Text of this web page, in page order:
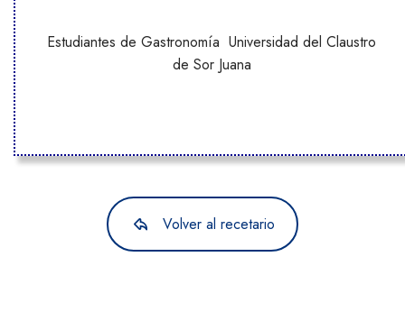
Estudiantes de Gastronomía Universidad del Claustro
de Sor Juana
Volver al recetario